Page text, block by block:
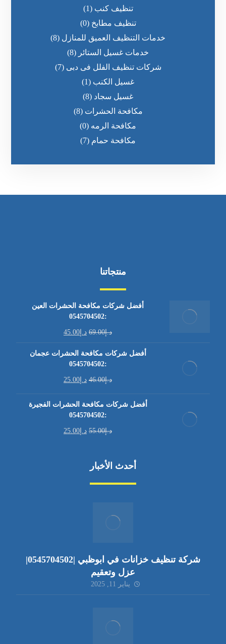
تنظيف كنب (1)
تنظيف مطابخ (0)
خدمات التنظيف العميق للمنازل (8)
خدمات غسيل الستائر (8)
شركات تنظيف الفلل فى دبى (7)
غسيل الكنب (1)
غسيل سجاد (8)
مكافحة الحشرات (8)
مكافحة الرمه (0)
مكافحة حمام (7)
منتجاتنا
أفضل شركات مكافحة الحشرات العين
:0545704502
د.إ69.00 د.إ 45.00
أفضل شركات مكافحة الحشرات عجمان
:0545704502
د.إ46.00 د.إ 25.00
أفضل شركات مكافحة الحشرات الفجيرة
:0545704502
د.إ55.00 د.إ 25.00
أحدث الأخبار
شركة تنظيف خزانات في ابوظبي |0545704502|
عزل وتعقيم
يناير 11, 2025